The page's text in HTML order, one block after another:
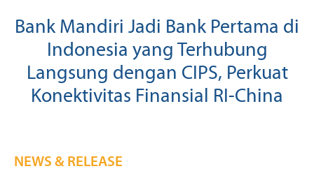
Bank Mandiri Jadi Bank Pertama di
Indonesia yang Terhubung
Langsung dengan CIPS, Perkuat
Konektivitas Finansial RI-China
NEWS & RELEASE